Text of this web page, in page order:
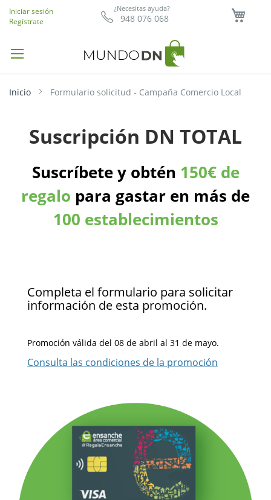
¿Necesitas ayuda?
948 076 068
Iniciar sesión
Regístrate
Inicio Formulario solicitud - Campaña Comercio Local
Suscripción DN TOTAL
Suscríbete y obtén 150€ de
regalo para gastar en más de
100 establecimientos
Completa el formulario para solicitar
información de esta promoción.
Promoción válida del 08 de abril al 31 de mayo.
Consulta las condiciones de la promoción